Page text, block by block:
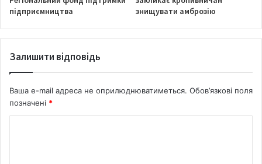
підприємництва
знищувати амброзію
Залишити відповідь
Ваша e-mail адреса не оприлюднюватиметься. Обов’язкові поля
позначені *